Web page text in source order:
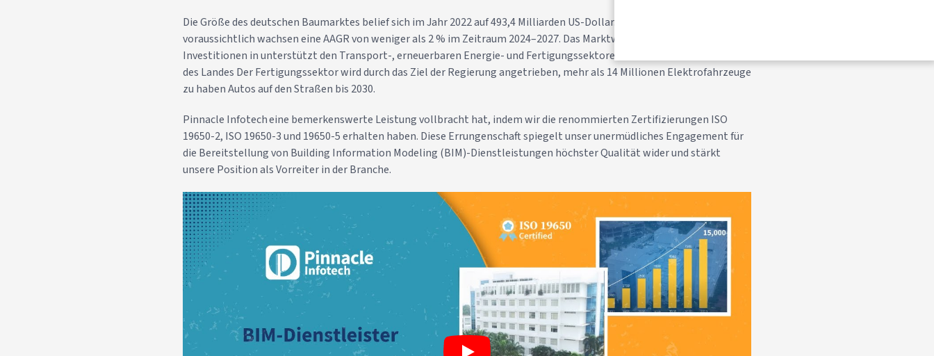
Die Größe des deutschen Baumarktes belief sich im Jahr 2022 auf 493,4 Milliarden US-Dollar. Der Markt wird
voraussichtlich wachsen eine AAGR von weniger als 2 % im Zeitraum 2024–2027. Das Marktwachstum wird durch
Investitionen in unterstützt den Transport-, erneuerbaren Energie- und Fertigungssektoren. Investitionen in das Auto
des Landes Der Fertigungssektor wird durch das Ziel der Regierung angetrieben, mehr als 14 Millionen Elektrofahrzeuge
zu haben Autos auf den Straßen bis 2030.
Pinnacle Infotech eine bemerkenswerte Leistung vollbracht hat, indem wir die renommierten Zertifizierungen ISO
19650-2, ISO 19650-3 und 19650-5 erhalten haben. Diese Errungenschaft spiegelt unser unermüdliches Engagement für
die Bereitstellung von Building Information Modeling (BIM)-Dienstleistungen höchster Qualität wider und stärkt
unsere Position als Vorreiter in der Branche.